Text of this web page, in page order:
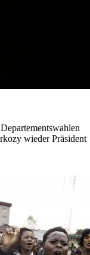
wieder Präsident